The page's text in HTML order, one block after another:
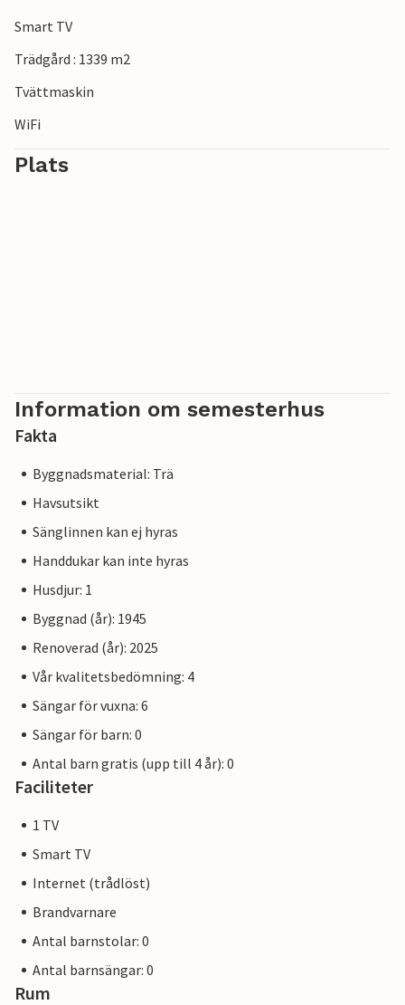
Smart TV
Trädgård : 1339 m2
Tvättmaskin
WiFi
Plats
Information om semesterhus
Fakta
Byggnadsmaterial: Trä
Havsutsikt
Sänglinnen kan ej hyras
Handdukar kan inte hyras
Husdjur: 1
Byggnad (år): 1945
Renoverad (år): 2025
Vår kvalitetsbedömning: 4
Sängar för vuxna: 6
Sängar för barn: 0
Antal barn gratis (upp till 4 år): 0
Faciliteter
1 TV
Smart TV
Internet (trådlöst)
Brandvarnare
Antal barnstolar: 0
Antal barnsängar: 0
Rum